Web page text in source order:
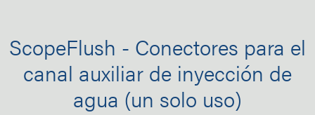
ScopeFlush - Conectores para el
canal auxiliar de inyección de
agua (un solo uso)